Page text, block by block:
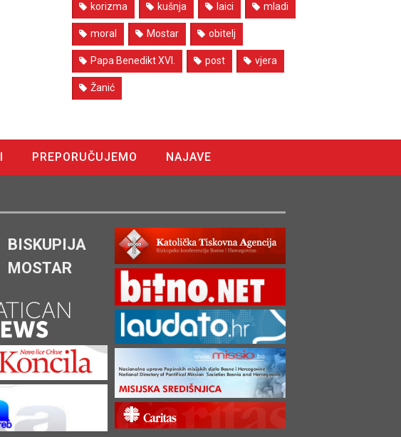
korizma kušnja laici mladi
moral Mostar obitelj
Papa Benedikt XVI. post vjera
Žanić
PREPORUČUJEMO
NAJAVE
BISKUPIJA
MOSTAR